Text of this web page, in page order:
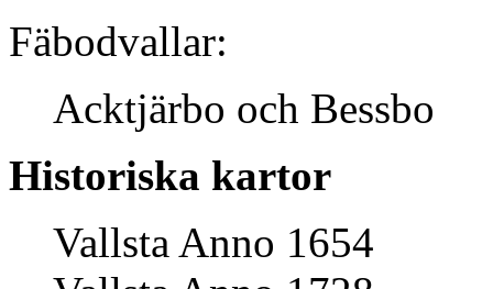
Fäbodvallar:
Acktjärbo och Bessbo
Historiska kartor
Vallsta Anno 1654